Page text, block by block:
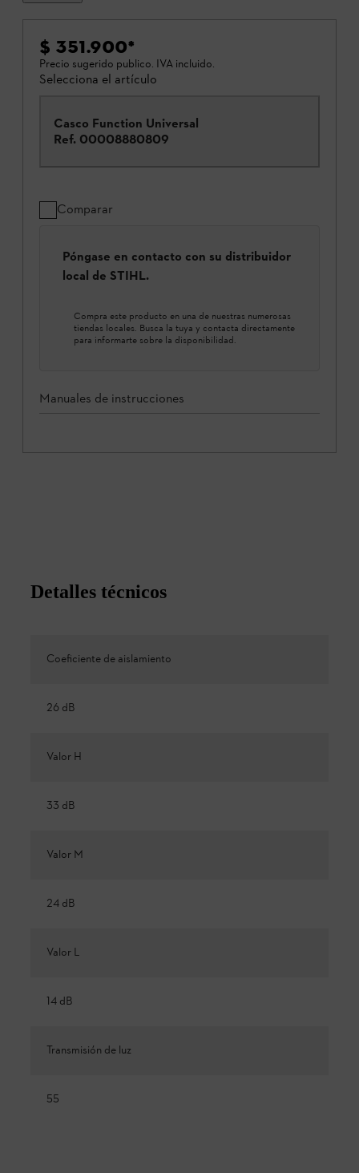
$ 351.900*
Precio sugerido publico. IVA incluido.
Selecciona el artículo
Casco Function Universal
Ref. 00008880809
Comparar
Póngase en contacto con su distribuidor
local de STIHL.
Compra este producto en una de nuestras numerosas
tiendas locales. Busca la tuya y contacta directamente
para informarte sobre la disponibilidad.
Manuales de instrucciones
Detalles técnicos
Coeficiente de aislamiento
26 dB
Valor H
33 dB
Valor M
24 dB
Valor L
14 dB
Transmisión de luz
55